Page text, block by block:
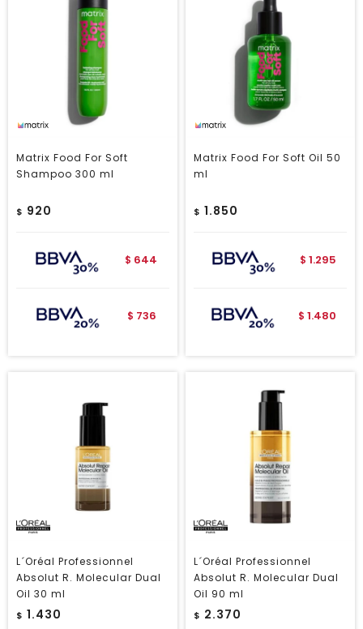
Matrix Food For Soft
Shampoo 300 ml
$ 920
$ 644
$ 736
Matrix Food For Soft Oil 50
ml
$ 1.850
$ 1.295
$ 1.480
L´Oréal Professionnel
Absolut R. Molecular Dual
Oil 30 ml
$ 1.430
L´Oréal Professionnel
Absolut R. Molecular Dual
Oil 90 ml
$ 2.370